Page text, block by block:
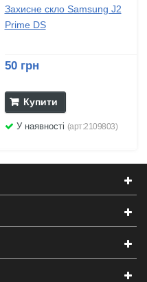
Захисне скло Samsung J2
Prime DS
50 грн
Купити
У наявності (арт:2109803)